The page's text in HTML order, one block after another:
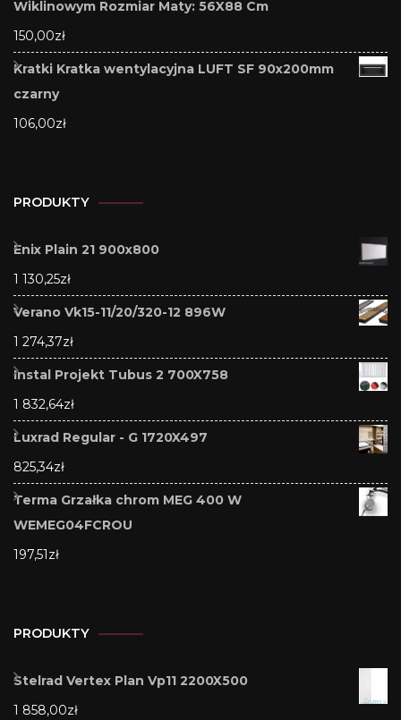
Wiklinowym Rozmiar Maty: 56X88 Cm
150,00zł
Kratki Kratka wentylacyjna LUFT SF 90x200mm
czarny
106,00zł
PRODUKTY
Enix Plain 21 900x800
1 130,25zł
Verano Vk15-11/20/320-12 896W
1 274,37zł
Instal Projekt Tubus 2 700X758
1 832,64zł
Luxrad Regular - G 1720X497
825,34zł
Terma Grzałka chrom MEG 400 W
WEMEG04FCROU
197,51zł
PRODUKTY
Stelrad Vertex Plan Vp11 2200X500
1 858,00zł